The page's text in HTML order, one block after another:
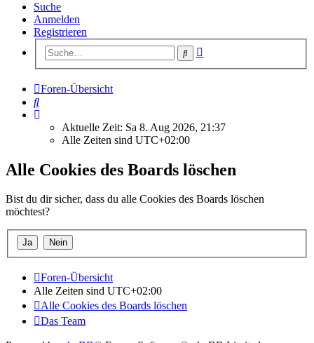
Suche
Anmelden
Registrieren
Suche
Foren-Übersicht
Suche
Aktuelle Zeit: Sa 8. Aug 2026, 21:37
Alle Zeiten sind UTC+02:00
Alle Cookies des Boards löschen
Bist du dir sicher, dass du alle Cookies des Boards löschen
möchtest?
Foren-Übersicht
Alle Zeiten sind UTC+02:00
Alle Cookies des Boards löschen
Das Team